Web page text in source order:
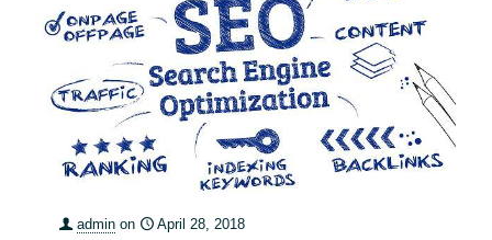
admin on April 28, 2018